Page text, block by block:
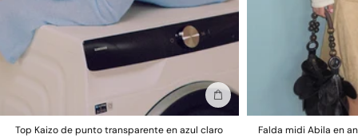
Añadir a la bolsa
Top Kaizo de punto transparente en azul claro
Falda midi Abila en